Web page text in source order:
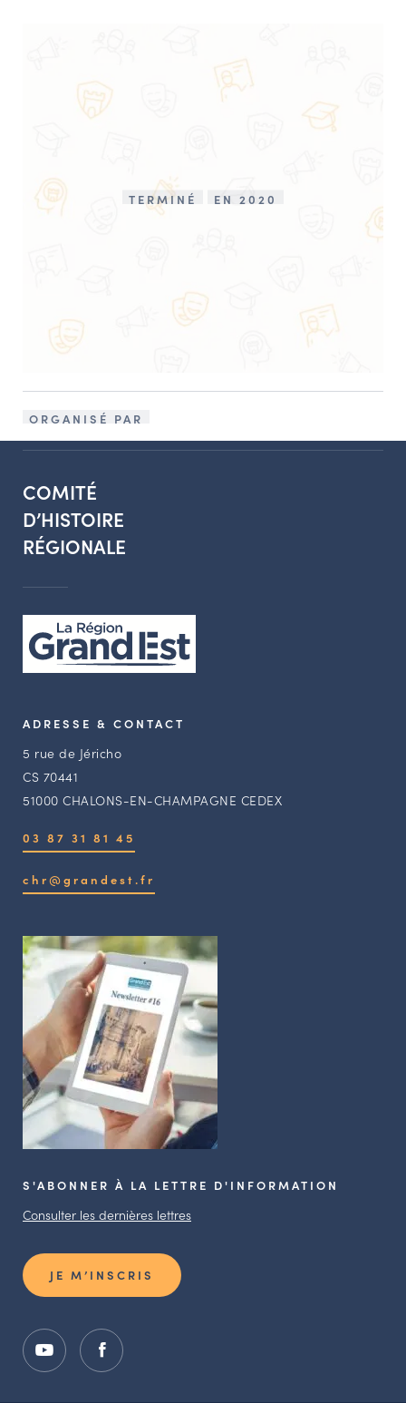
TERMINÉ EN 2020
ORGANISÉ PAR
COMITÉ
D’HISTOIRE
RÉGIONALE
ADRESSE & CONTACT
5 rue de Jéricho
CS 70441
51000 CHALONS-EN-CHAMPAGNE CEDEX
03 87 31 81 45
chr@grandest.fr
S'ABONNER À LA LETTRE D'INFORMATION
Consulter les dernières lettres
JE M’INSCRIS